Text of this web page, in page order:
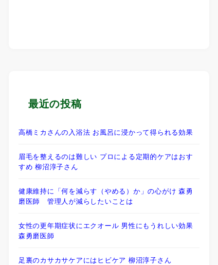
最近の投稿
高橋ミカさんの入浴法 お風呂に浸かって得られる効果
眉毛を整えるのは難しい プロによる定期的ケアはおす
すめ 柳沼淳子さん
健康維持に「何を減らす（やめる）か」の心がけ 森勇
磨医師 管理人が減らしたいことは
女性の更年期症状にエクオール 男性にもうれしい効果
森勇磨医師
足裏のカサカサケアにはヒビケア 柳沼淳子さん